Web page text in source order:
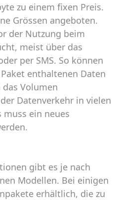
zu einem fixen Preis.
Grössen angeboten.
der Nutzung beim
meist über das
per SMS. So können
enthaltenen Daten
Volumen
Datenverkehr in vielen
muss ein neues
gibt es je nach
Modellen. Bei einigen
erhältlich, die zu